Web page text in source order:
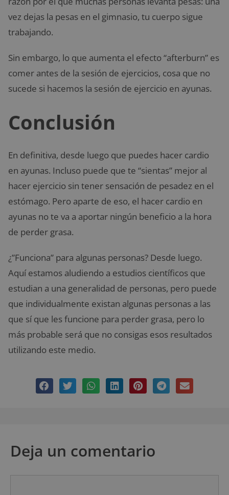
vez dejas la pesas en el gimnasio, tu cuerpo sigue
trabajando.
Sin embargo, lo que aumenta el efecto “afterburn” es
comer antes de la sesión de ejercicios, cosa que no
sucede si hacemos la sesión de ejercicio en ayunas.
Conclusión
En definitiva, desde luego que puedes hacer cardio
en ayunas. Incluso puede que te “sientas” mejor al
hacer ejercicio sin tener sensación de pesadez en el
estómago. Pero aparte de eso, el hacer cardio en
ayunas no te va a aportar ningún beneficio a la hora
de perder grasa.
¿”Funciona” para algunas personas? Desde luego.
Aquí estamos aludiendo a estudios científicos que
estudian a una generalidad de personas, pero puede
que individualmente existan algunas personas a las
que sí que les funcione para perder grasa, pero lo
más probable será que no consigas esos resultados
utilizando este medio.
Deja un comentario